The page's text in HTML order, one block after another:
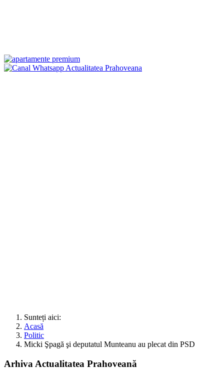
Sunteți aici:
Acasă
Politic
Micki Şpagă şi deputatul Munteanu au plecat din PSD
Arhiva Actualitatea Prahoveană